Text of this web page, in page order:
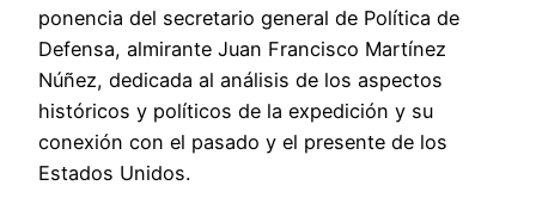
ponencia del secretario general de Política de
Defensa, almirante Juan Francisco Martínez
Núñez, dedicada al análisis de los aspectos
históricos y políticos de la expedición y su
conexión con el pasado y el presente de los
Estados Unidos.